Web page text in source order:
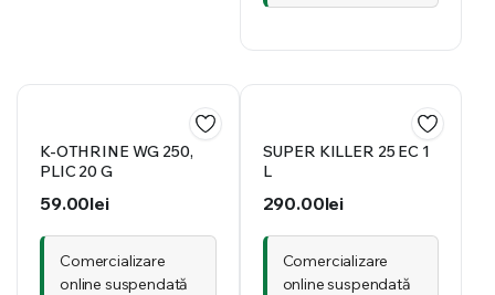
K-OTHRINE WG 250,
PLIC 20 G
59.00lei
Comercializare
online suspendată
SUPER KILLER 25 EC 1
L
290.00lei
Comercializare
online suspendată